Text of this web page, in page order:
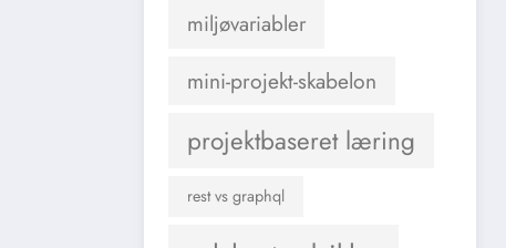
miljøvariabler
mini-projekt-skabelon
projektbaseret læring
rest vs graphql